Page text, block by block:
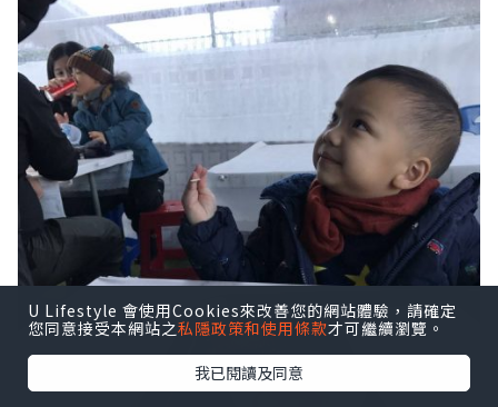
U Lifestyle 會使用Cookies來改善您的網站體驗，請確定
您同意接受本網站之私隱政策和使用條款才可繼續瀏覽。
我已閱讀及同意